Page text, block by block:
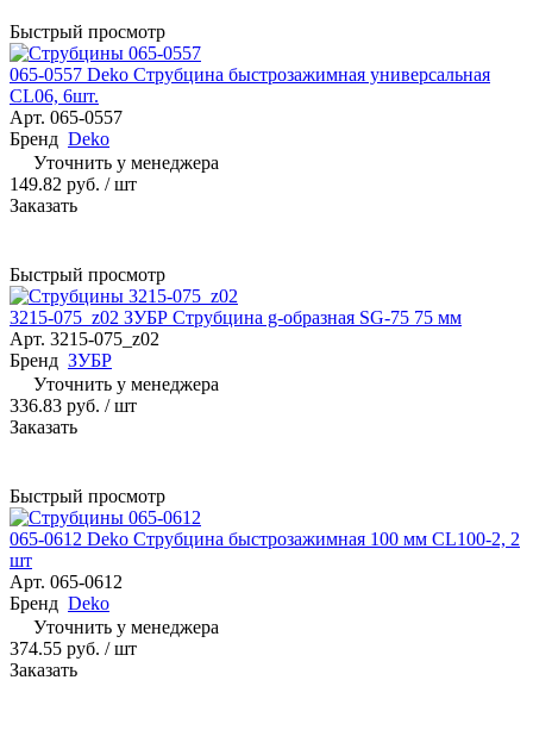
Быстрый просмотр
065-0557 Deko Струбцина быстрозажимная универсальная
CL06, 6шт.
Арт. 065-0557
Бренд Deko
Уточнить у менеджера
149.82 руб. / шт
Заказать
Быстрый просмотр
3215-075_z02 ЗУБР Струбцина g-образная SG-75 75 мм
Арт. 3215-075_z02
Бренд ЗУБР
Уточнить у менеджера
336.83 руб. / шт
Заказать
Быстрый просмотр
065-0612 Deko Струбцина быстрозажимная 100 мм CL100-2, 2
шт
Арт. 065-0612
Бренд Deko
Уточнить у менеджера
374.55 руб. / шт
Заказать